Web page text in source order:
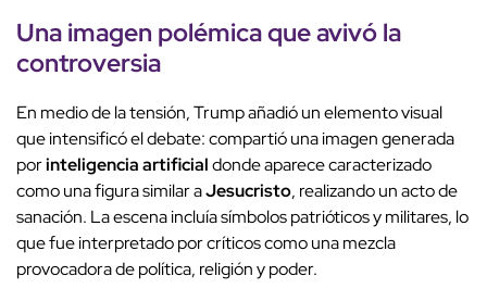
Unaimagen polémicaque avivó la
controversia
En medio de la tensión, Trump añadió un elemento visual
que intensificó el debate: compartió una imagen generada
porinteligencia artificialdonde aparece caracterizado
como una figura similar aJesucristo, realizando un acto de
sanación. La escena incluía símbolos patrióticos y militares, lo
que fue interpretado por críticos como una mezcla
provocadora de política, religión y poder.